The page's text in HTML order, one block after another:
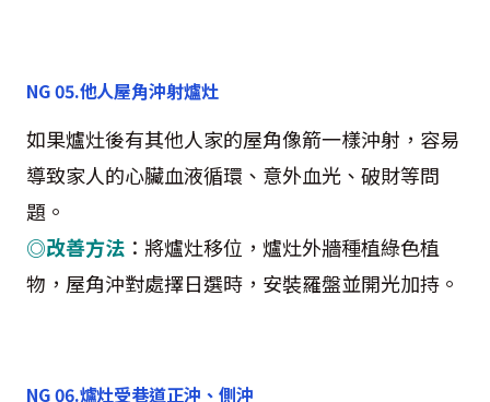
NG 05.他人屋角沖射爐灶
如果爐灶後有其他人家的屋角像箭一樣沖射，容易
導致家人的心臟血液循環、意外血光、破財等問
題。
◎改善方法 ：將爐灶移位，爐灶外牆種植綠色植
物，屋角沖對處擇日選時，安裝羅盤並開光加持。
NG 06.爐灶受巷道正沖、側沖